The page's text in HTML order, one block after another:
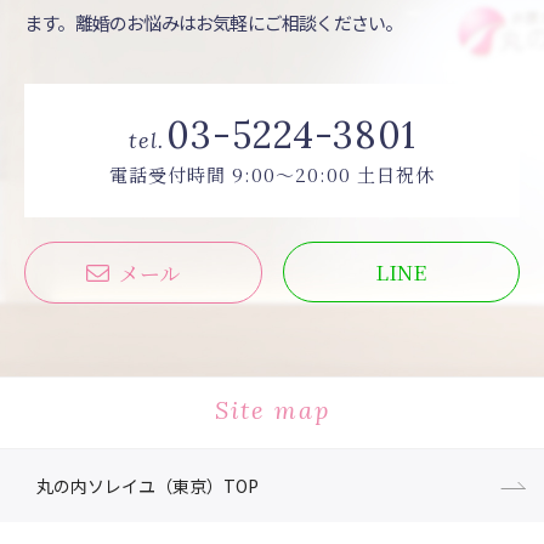
ます。離婚のお悩みはお気軽にご相談ください。
tel. 03-5224-3801
電話受付時間 9:00〜20:00 土日祝休
メール LINE
Site map
丸の内ソレイユ（東京）TOP